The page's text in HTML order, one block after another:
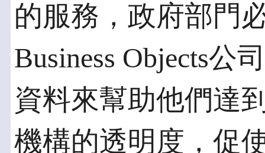
的服務，政府部門
Business Objects公
資料來幫助他們達
機構的透明度，促